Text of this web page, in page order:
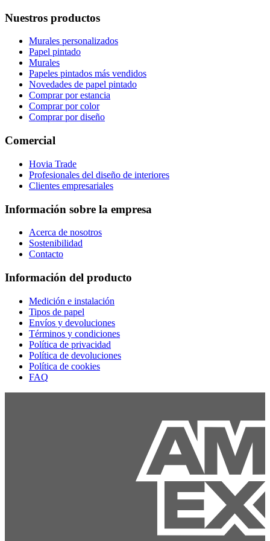
Nuestros productos
Murales personalizados
Papel pintado
Murales
Papeles pintados más vendidos
Novedades de papel pintado
Comprar por estancia
Comprar por color
Comprar por diseño
Comercial
Hovia Trade
Profesionales del diseño de interiores
Clientes empresariales
Información sobre la empresa
Acerca de nosotros
Sostenibilidad
Contacto
Información del producto
Medición e instalación
Tipos de papel
Envíos y devoluciones
Términos y condiciones
Política de privacidad
Política de devoluciones
Política de cookies
FAQ